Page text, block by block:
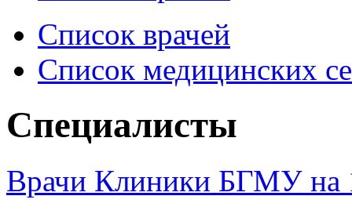
Список врачей
Список медицинских
Специалисты
Врачи Клиники БГМУ на